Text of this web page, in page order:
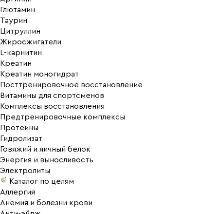
Глютамин
Таурин
Цитруллин
Жиросжигатели
L-карнитин
Креатин
Креатин моногидрат
Посттренировочное восстановление
Витамины для спортсменов
Комплексы восстановления
Предтренировочные комплексы
Протеины
Гидролизат
Говяжий и яичный белок
Энергия и выносливость
Электролиты
Каталог по целям
Аллергия
Анемия и болезни крови